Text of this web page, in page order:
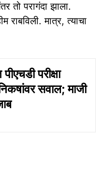
तो परागंदा झाला.
राबविली. मात्र, त्याचा
परीक्षा
सवाल; माजी